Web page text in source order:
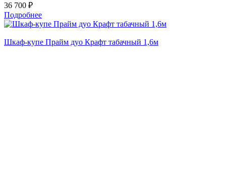
36 700 ₽
Подробнее
Шкаф-купе Прайм дуо Крафт табачный 1,6м